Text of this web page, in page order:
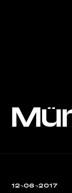
12¬06¬2017